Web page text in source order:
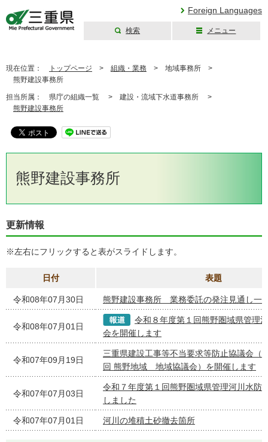
Foreign Languages
検索 メニュー
現在位置： トップページ > 組織・業務 > 地域事務所 >
熊野建設事務所
担当所属： 県庁の組織一覧 > 建設・流域下水道事務所 >
熊野建設事務所
熊野建設事務所
更新情報
※左右にフリックすると表がスライドします。
日付 表題
令和08年07月30日 熊野建設事務所 業務委託の発注見通し一
令和08年07月01日
令和８年度第１回熊野圏域県管理
会を開催します
令和07年09月19日
三重県建設工事等不当要求等防止協議会（
回 熊野地域 地域協議会）を開催します
令和07年07月03日
令和７年度第１回熊野圏域県管理河川水防
しました
令和07年07月01日 河川の堆積土砂撤去箇所